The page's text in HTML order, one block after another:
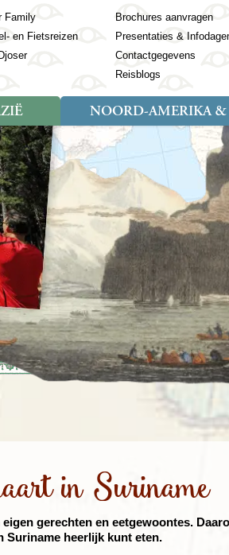
Family
en Fietsreizen
Brochures aanvragen
Presentaties &
Contactgegevens
Reisblogs
Landen
Albanië
Andorra
Armenië
Azerbeidzjan
Azoren
Balkan
Baltische Staten
Bosnië en Herzegovina
Bulgarije
Engeland
Estland
Finland
Frankrijk
Griekenland
IJsland
Ierland
Italië
Kaapverdië
Kosovo
Kroatië
Lapland
Letland
Litouwen
Madeira
Montenegro
(57)
(22)
(3)
(28)
(16)
China & Tibet, 42
Sulawesi &
22 dagen
Landen
Bangladesh
Bhutan
Cambodja
China
Filipijnen
India
Indochina
Indonesië
Japan
Jordanië
Kazachstan
Kirgizië
Laos
Malediven
NOORD-AMERIKA &
Soort reizen
Rondreis (7)
Familiereis (2)
in Suriname
gerechten en eetgewoontes.
Suriname heerlijk kunt eten.